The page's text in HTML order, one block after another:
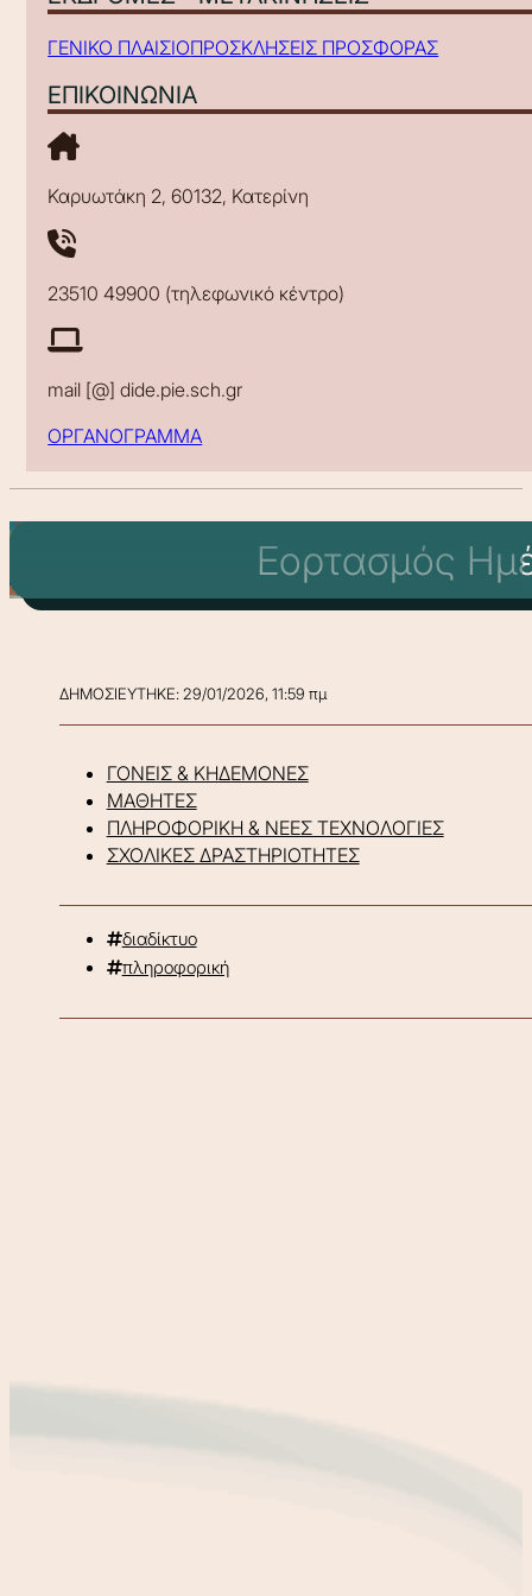
ΓΕΝΙΚΟ ΠΛΑΙΣΙΟΠΡΟΣΚΛΗΣΕΙΣ ΠΡΟΣΦΟΡΑΣ
ΕΠΙΚΟΙΝΩΝΙΑ
Καρυωτάκη 2, 60132, Κατερίνη
23510 49900 (τηλεφωνικό κέντρο)
mail [@] dide.pie.sch.gr
ΟΡΓΑΝΟΓΡΑΜΜΑ
Εορτασμός
ΔΗΜΟΣΙΕΥΤΗΚΕ: 29/01/2026, 11:59 πμ
ΓΟΝΕΙΣ & ΚΗΔΕΜΟΝΕΣ
ΜΑΘΗΤΕΣ
ΠΛΗΡΟΦΟΡΙΚΗ & ΝΕΕΣ ΤΕΧΝΟΛΟΓΙΕΣ
ΣΧΟΛΙΚΕΣ ΔΡΑΣΤΗΡΙΟΤΗΤΕΣ
διαδίκτυο
πληροφορική